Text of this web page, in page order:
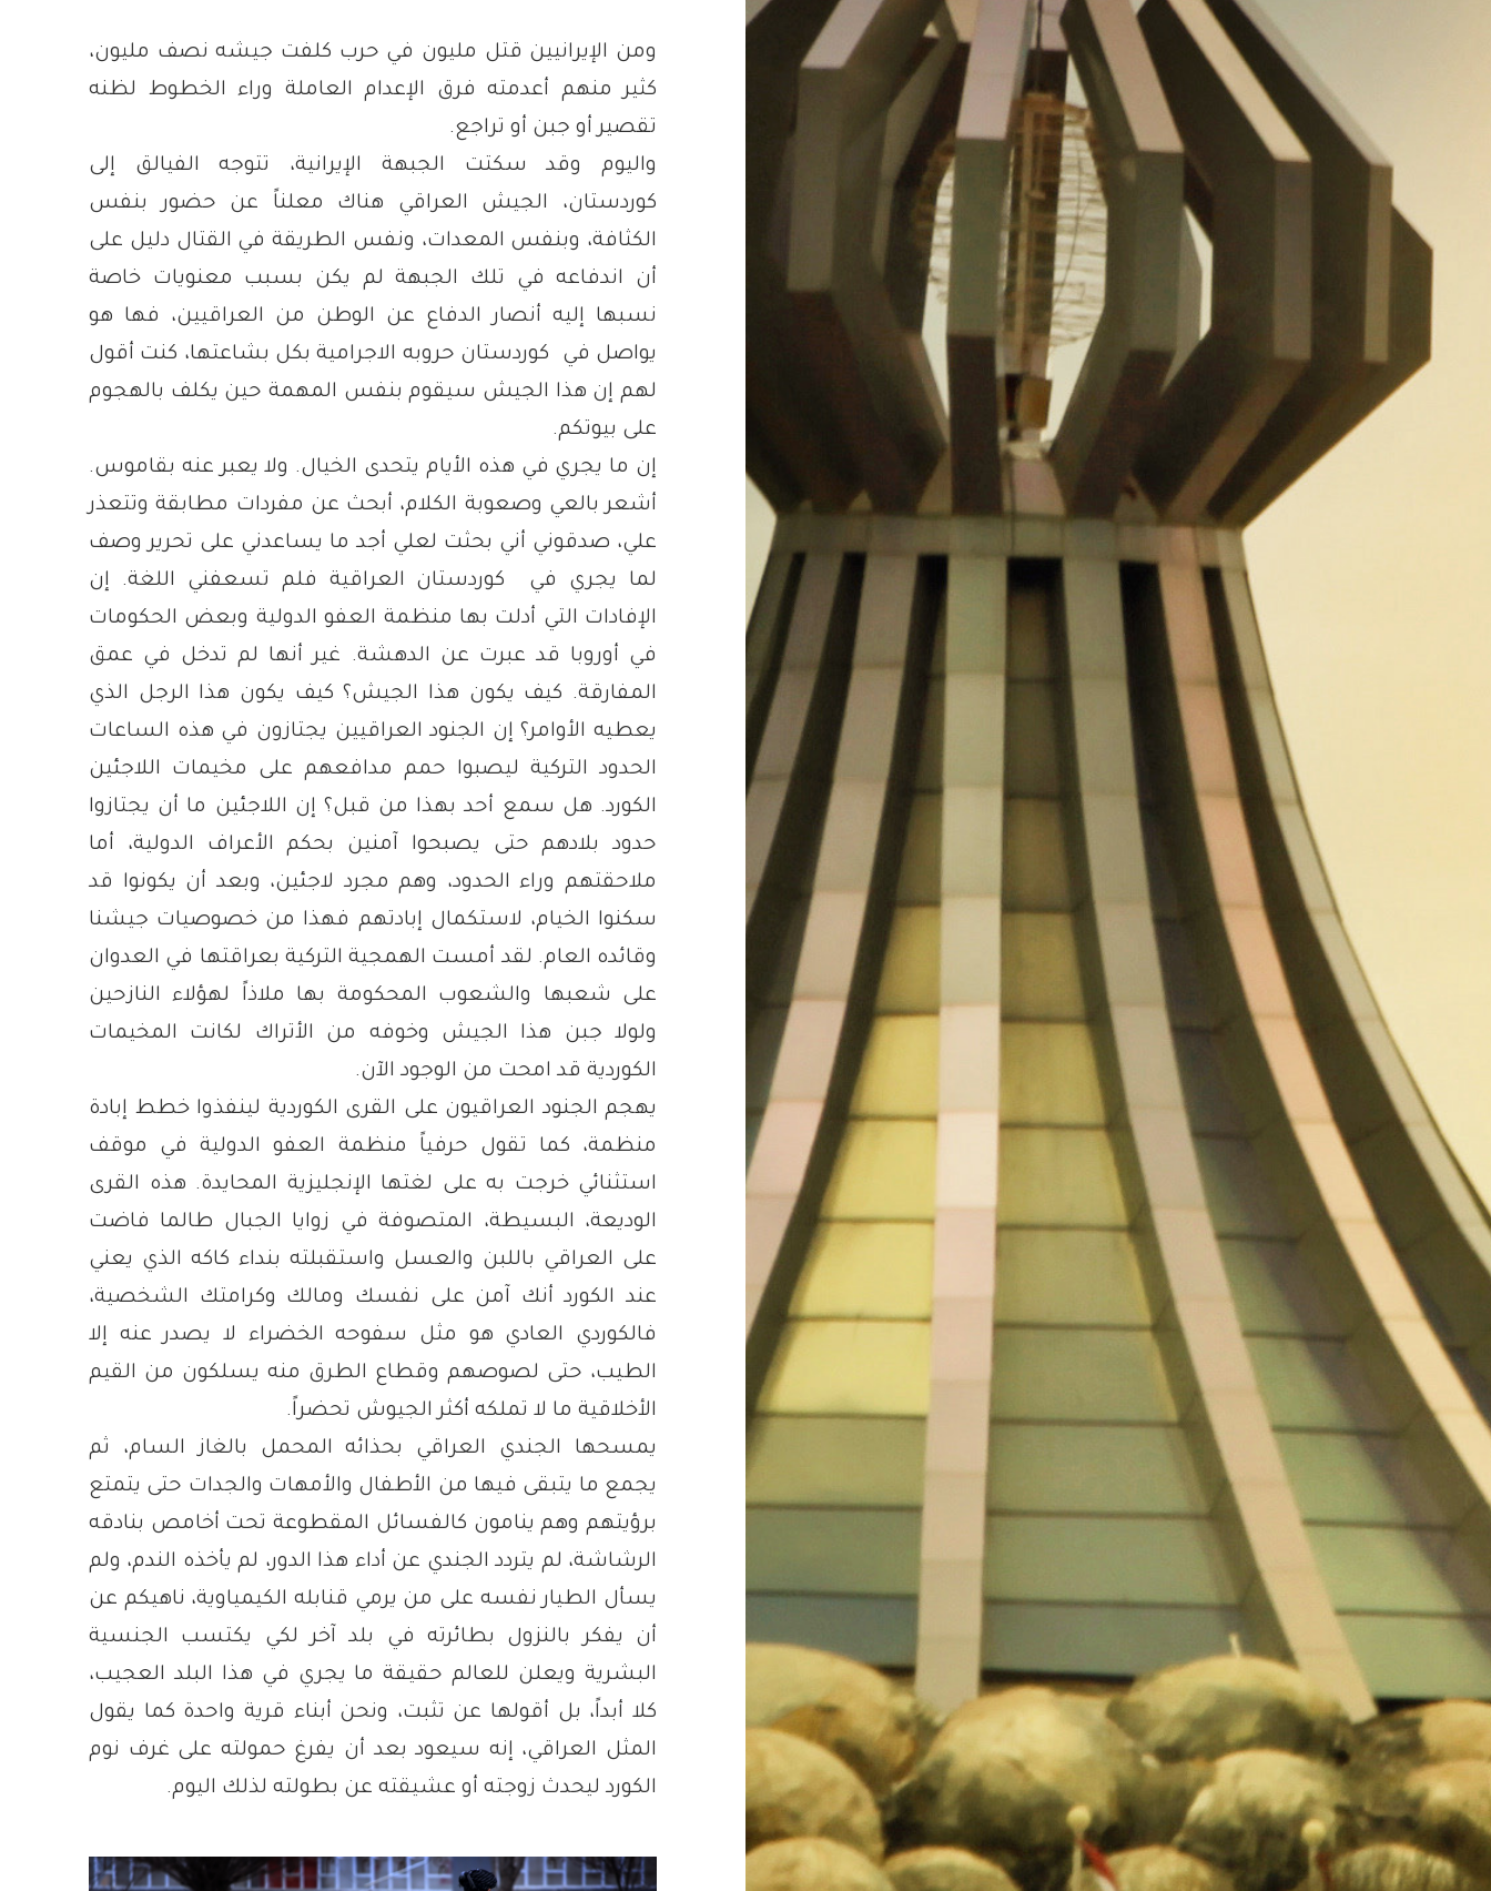
ومن الإيرانيين قتل مليون في حرب كلفت جيشه نصف مليون،
كثير منهم أعدمته فرق الإعدام العاملة وراء الخطوط لظنه
تقصير أو جبن أو تراجع.
واليوم وقد سكتت الجبهة الإيرانية، تتوجه الفيالق إلى
كوردستان، الجيش العراقي هناك معلناً عن حضور بنفس
الكثافة، وبنفس المعدات، ونفس الطريقة في القتال دليل على
أن اندفاعه في تلك الجبهة لم يكن بسبب معنويات خاصة
نسبها إليه أنصار الدفاع عن الوطن من العراقيين، فها هو
يواصل في
كوردستان حروبه الاجرامية بكل بشاعتها، كنت أقول
لهم إن هذا الجيش سيقوم بنفس المهمة حين يكلف بالهجوم
على بيوتكم.
إن ما يجري في هذه الأيام يتحدى الخيال. ولا يعبر عنه بقاموس.
أشعر بالعي وصعوبة الكلام، أبحث عن مفردات مطابقة وتتعذر
علي، صدقوني أني بحثت لعلي أجد ما يساعدني على تحرير وصف
لما يجري في كوردستان
العراقية فلم تسعفني اللغة. إن
الإفادات التي أدلت بها منظمة العفو الدولية وبعض الحكومات
في أوروبا قد عبرت عن الدهشة. غير أنها لم تدخل في عمق
المفارقة. كيف يكون هذا الجيش؟ كيف يكون هذا الرجل الذي
يعطيه الأوامر؟ إن الجنود العراقيين يجتازون في هذه الساعات
الحدود التركية ليصبوا حمم مدافعهم على مخيمات اللاجئين
الكورد. هل سمع أحد بهذا من قبل؟ إن اللاجئين ما أن يجتازوا
حدود بلادهم حتى يصبحوا آمنين بحكم الأعراف الدولية، أما
ملاحقتهم وراء الحدود، وهم مجرد لاجئين، وبعد أن يكونوا قد
سكنوا الخيام، لاستكمال إبادتهم فهذا من خصوصيات جيشنا
وقائده العام. لقد أمست الهمجية التركية بعراقتها في العدوان
على شعبها والشعوب المحكومة بها ملاذاً لهؤلاء النازحين
ولولا جبن هذا الجيش وخوفه من الأتراك لكانت المخيمات
الكوردية قد امحت من الوجود الآن.
يهجم الجنود العراقيون على القرى الكوردية لينفذوا خطط إبادة
منظمة، كما تقول حرفياً منظمة العفو الدولية في موقف
استثنائي خرجت به على لغتها الإنجليزية المحايدة. هذه القرى
الوديعة، البسيطة، المتصوفة في زوايا الجبال طالما فاضت
على العراقي باللبن والعسل واستقبلته بنداء كاكه الذي يعني
عند الكورد أنك آمن على نفسك ومالك وكرامتك الشخصية،
فالكوردي العادي هو مثل سفوحه الخضراء لا يصدر عنه إلا
الطيب، حتى لصوصهم وقطاع الطرق منه يسلكون من القيم
الأخلاقية ما لا تملكه أكثر الجيوش تحضراً.
يمسحها الجندي العراقي بحذائه المحمل بالغاز السام، ثم
يجمع ما يتبقى فيها من الأطفال والأمهات والجدات حتى يتمتع
برؤيتهم وهم ينامون كالفسائل المقطوعة تحت أخامص بنادقه
الرشاشة، لم يتردد الجندي عن أداء هذا الدور، لم يأخذه الندم، ولم
يسأل الطيار نفسه على من يرمي قنابله الكيمياوية، ناهيكم عن
أن يفكر بالنزول بطائرته في بلد آخر لكي يكتسب الجنسية
البشرية ويعلن للعالم حقيقة ما يجري في هذا البلد العجيب،
كلا أبداً، بل أقولها عن تثبت، ونحن أبناء قرية واحدة كما يقول
المثل العراقي، إنه سيعود بعد أن يفرغ حمولته على غرف نوم
الكورد ليحدث زوجته أو عشيقته عن بطولته لذلك اليوم.